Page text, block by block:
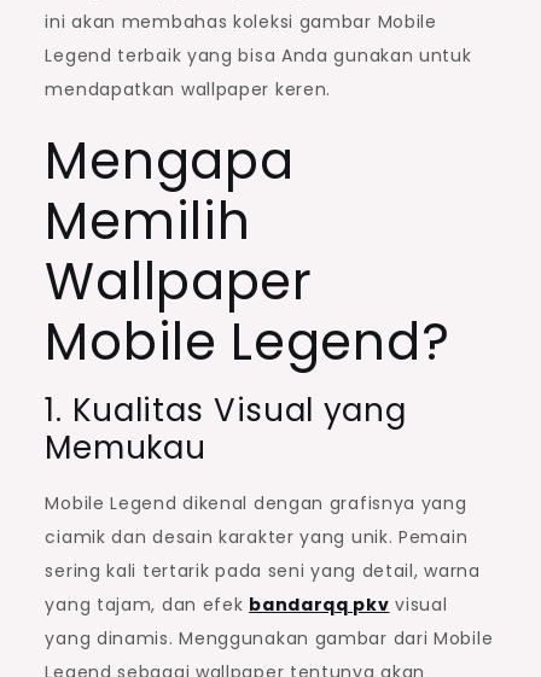
ini akan membahas koleksi gambar Mobile
Legend terbaik yang bisa Anda gunakan untuk
mendapatkan wallpaper keren.
Mengapa
Memilih
Wallpaper
Mobile Legend?
1. Kualitas Visual yang
Memukau
Mobile Legend dikenal dengan grafisnya yang
ciamik dan desain karakter yang unik. Pemain
sering kali tertarik pada seni yang detail, warna
yang tajam, dan efek bandarqq pkv visual
yang dinamis. Menggunakan gambar dari Mobile
Legend sebagai wallpaper tentunya akan